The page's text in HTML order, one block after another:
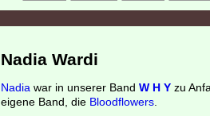
Nadia Wardi
Nadia war in unserer Band W H Y zu
eigene Band, die Bloodflowers